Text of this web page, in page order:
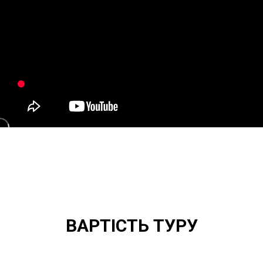
ВАРТІСТЬ ТУРУ